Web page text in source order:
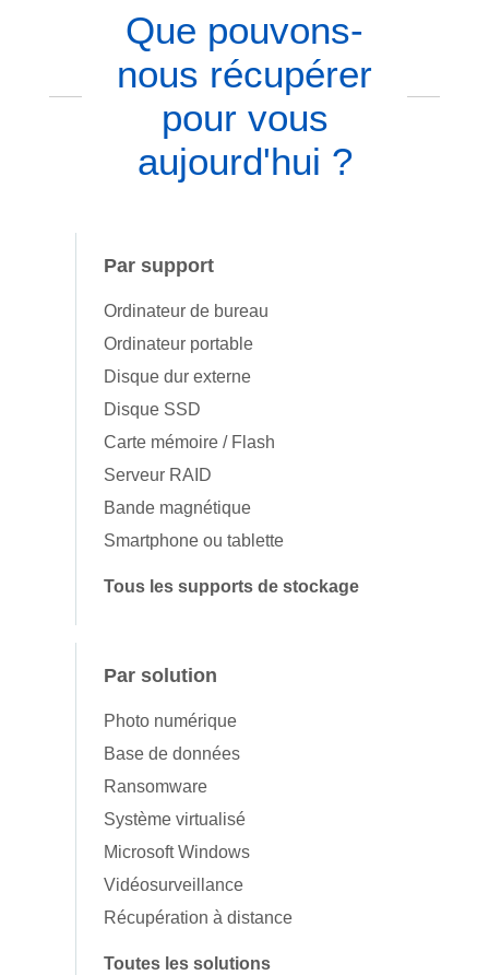
Que pouvons-
nous récupérer
pour vous
aujourd'hui ?
Par support
Ordinateur de bureau
Ordinateur portable
Disque dur externe
Disque SSD
Carte mémoire / Flash
Serveur RAID
Bande magnétique
Smartphone ou tablette
Tous les supports de stockage
Par solution
Photo numérique
Base de données
Ransomware
Système virtualisé
Microsoft Windows
Vidéosurveillance
Récupération à distance
Toutes les solutions